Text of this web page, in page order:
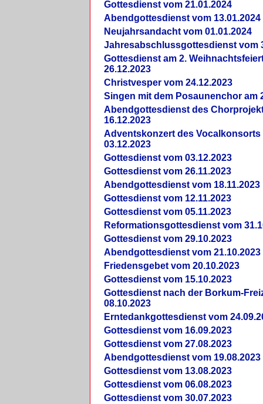
Gottesdienst vom 21.01.2024
Abendgottesdienst vom 13.01.2024
Neujahrsandacht vom 01.01.2024
Jahresabschlussgottesdienst vom
Gottesdienst am 2.
26.12.2023
Christvesper vom 24.12.2023
Singen mit dem Posaunenchor am
Abendgottesdienst des
16.12.2023
Adventskonzert des Vocalkonsorts
03.12.2023
Gottesdienst vom 03.12.2023
Gottesdienst vom 26.11.2023
Abendgottesdienst vom 18.11.2023
Gottesdienst vom 12.11.2023
Gottesdienst vom 05.11.2023
Reformationsgottesdienst vom
Gottesdienst vom 29.10.2023
Abendgottesdienst vom 21.10.2023
Friedensgebet vom 20.10.2023
Gottesdienst vom 15.10.2023
Gottesdienst nach der Borkum-
08.10.2023
Erntedankgottesdienst vom
Gottesdienst vom 16.09.2023
Gottesdienst vom 27.08.2023
Abendgottesdienst vom 19.08.2023
Gottesdienst vom 13.08.2023
Gottesdienst vom 06.08.2023
Gottesdienst vom 30.07.2023